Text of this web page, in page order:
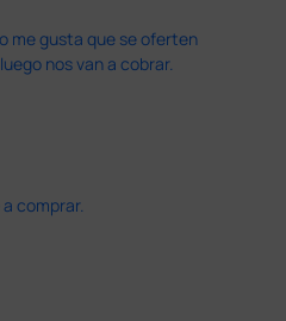
me gusta que se oferten
nos van a cobrar.
comprar.